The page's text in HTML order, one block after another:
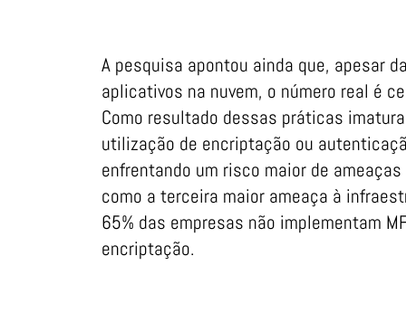
A pesquisa apontou ainda que, apesar
aplicativos na nuvem, o número real é
Como resultado dessas práticas
utilização de encriptação ou
enfrentando um risco maior de
como a terceira maior ameaça à
65% das empresas não implementam
encriptação.